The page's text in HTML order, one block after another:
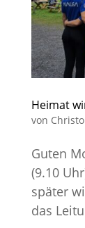
Heimat
von
Guten
(9.10
später
das